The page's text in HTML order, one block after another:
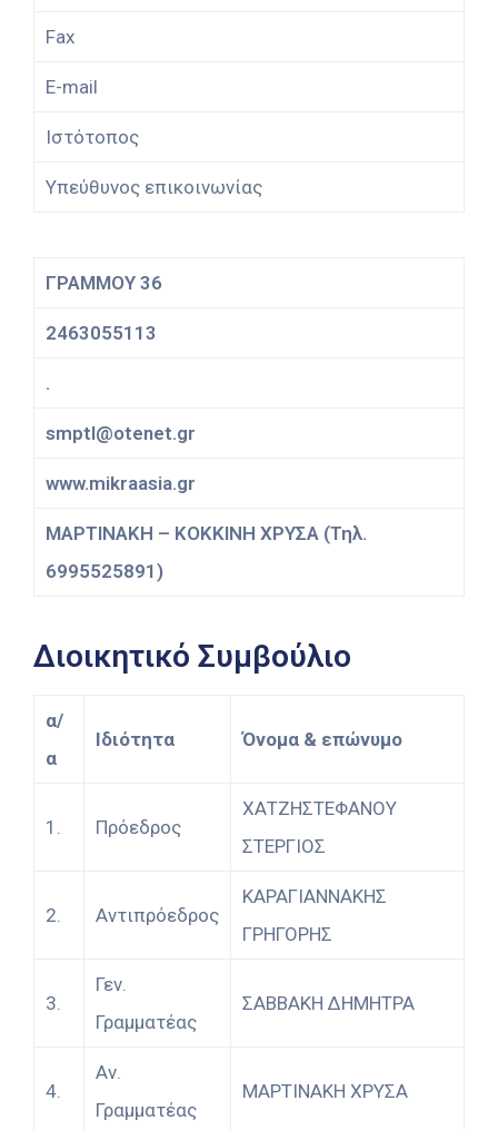
Fax
E-mail
Ιστότοπος
Υπεύθυνος επικοινωνίας
ΓΡΑΜΜΟΥ 36
2463055113
.
smptl@otenet.gr
www.mikraasia.gr
ΜΑΡΤΙΝΑΚΗ – ΚΟΚΚΙΝΗ ΧΡΥΣΑ (Τηλ.
6995525891)
Διοικητικό Συμβούλιο
α/
α
Ιδιότητα Όνομα & επώνυμο
1. Πρόεδρος
ΧΑΤΖΗΣΤΕΦΑΝΟΥ
ΣΤΕΡΓΙΟΣ
2. Αντιπρόεδρος
ΚΑΡΑΓΙΑΝΝΑΚΗΣ
ΓΡΗΓΟΡΗΣ
3.
Γεν.
Γραμματέας
ΣΑΒΒΑΚΗ ΔΗΜΗΤΡΑ
4.
Αν.
Γραμματέας
ΜΑΡΤΙΝΑΚΗ ΧΡΥΣΑ